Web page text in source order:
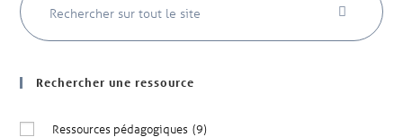
Rechercher une ressource
Ressources pédagogiques (9)